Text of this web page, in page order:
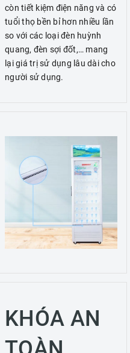
còn tiết kiệm điện năng và có
tuổi thọ bền bỉ hơn nhiều lần
so với các loại đèn huỳnh
quang, đèn sợi đốt,… mang
lại giá trị sử dụng lâu dài cho
người sử dụng.
KHÓA AN